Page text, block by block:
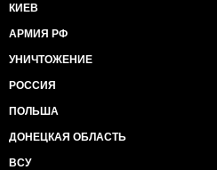
КИЕВ
АРМИЯ РФ
УНИЧТОЖЕНИЕ
РОССИЯ
ПОЛЬША
ДОНЕЦКАЯ ОБЛАСТЬ
ВСУ